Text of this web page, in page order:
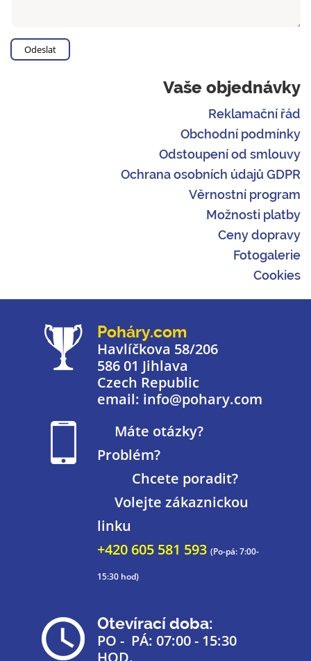
Vaše objednávky
Reklamační řád
Obchodní podmínky
Odstoupení od smlouvy
Ochrana osobních údajů GDPR
Věrnostní program
Možnosti platby
Ceny dopravy
Fotogalerie
Cookies
Poháry.com
Havlíčkova 58/206
586 01 Jihlava
Czech Republic
email: info@pohary.com
Máte otázky?
Problém?
Chcete poradit?
Volejte zákaznickou
linku
+420 605 581 593 (Po-pá: 7:00-
15:30 hod)
Otevírací doba:
PO - PÁ: 07:00 - 15:30